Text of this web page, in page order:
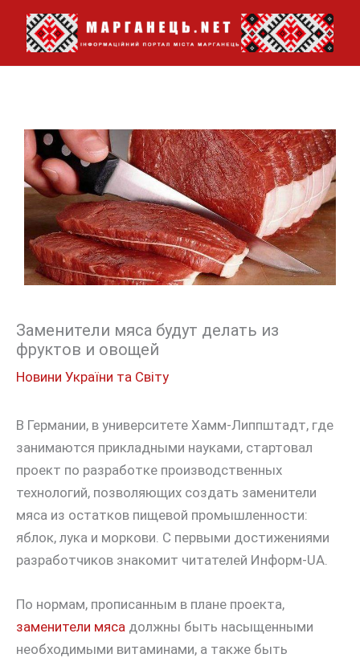
Перейти
вмісту
Заменители мяса будут делать из
фруктов и овощей
Новини України та Світу
В Германии, в университете Хамм-Липпштадт, где
занимаются прикладными науками, стартовал
проект по разработке производственных
технологий, позволяющих создать заменители
мяса из остатков пищевой промышленности:
яблок, лука и моркови. С первыми достижениями
разработчиков знакомит читателей Информ-UA.
По нормам, прописанным в плане проекта,
заменители мяса должны быть насыщенными
необходимыми витаминами, а также быть